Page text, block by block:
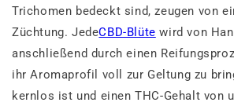
Trichomen bedeckt sind, zeugen von
Züchtung. JedeCBD-Blüte wird von
anschließend durch einen
ihr Aromaprofil voll zur Geltung zu
kernlos ist und einen THC-Gehalt von